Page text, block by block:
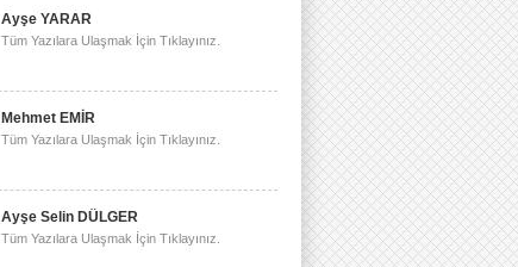
Ayşe YARAR
Tüm Yazılara Ulaşmak İçin Tıklayınız.
Mehmet EMİR
Tüm Yazılara Ulaşmak İçin Tıklayınız.
Ayşe Selin DÜLGER
Tüm Yazılara Ulaşmak İçin Tıklayınız.